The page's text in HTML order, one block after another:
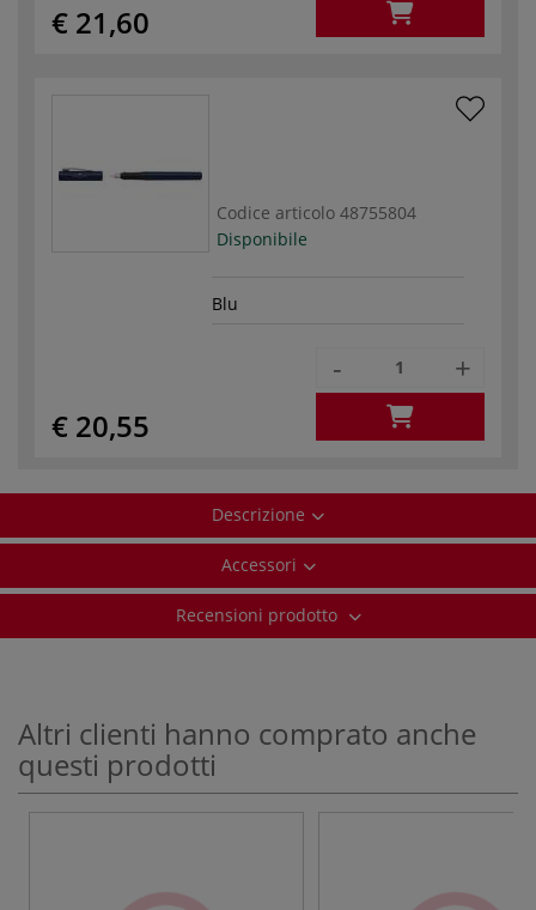
€ 21,60
Codice articolo 48755804
Disponibile
Blu
€ 20,55
- +
Descrizione
Accessori
Recensioni prodotto
Altri clienti hanno comprato anche
questi prodotti